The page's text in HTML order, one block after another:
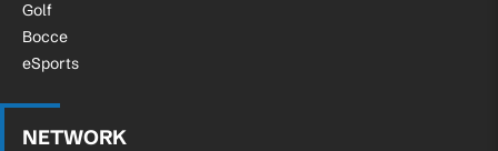
Golf
Bocce
eSports
NETWORK